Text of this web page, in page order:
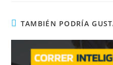
TAMBIÉN PODRÍA